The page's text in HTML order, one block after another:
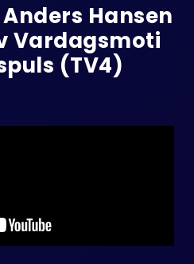
Hansen
Vardagsmoti
(TV4)